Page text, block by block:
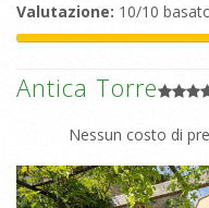
Valutazione: 10/10
Antica Torre
Nessun costo di